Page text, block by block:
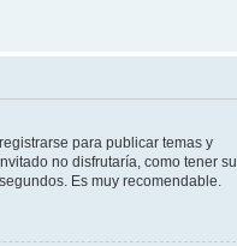
para publicar temas y
no disfrutaría, como tener su
Es muy recomendable.